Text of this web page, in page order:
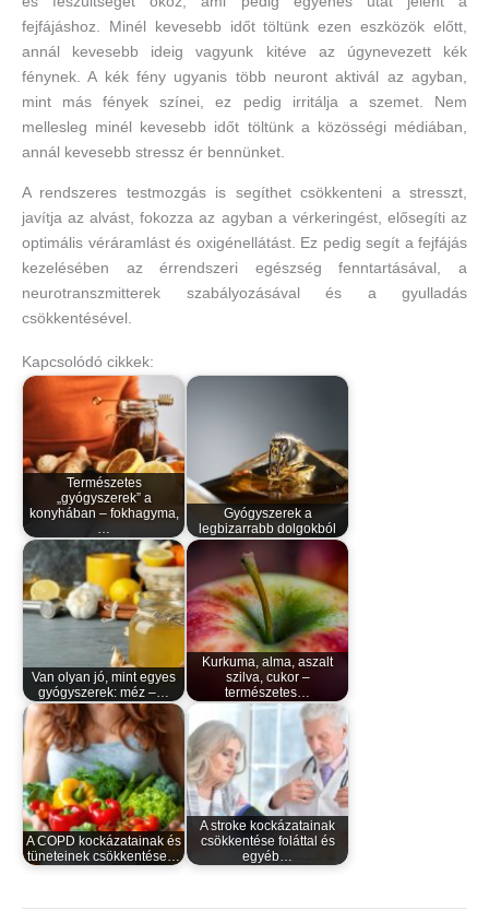
fejfájáshoz. Minél kevesebb időt töltünk ezen eszközök előtt,
annál kevesebb ideig vagyunk kitéve az úgynevezett kék
fénynek. A kék fény ugyanis több neuront aktivál az agyban,
mint más fények színei, ez pedig irritálja a szemet. Nem
mellesleg minél kevesebb időt töltünk a közösségi médiában,
annál kevesebb stressz ér bennünket.
A rendszeres testmozgás is segíthet csökkenteni a stresszt,
javítja az alvást, fokozza az agyban a vérkeringést, elősegíti az
optimális véráramlást és oxigénellátást. Ez pedig segít a fejfájás
kezelésében az érrendszeri egészség fenntartásával, a
neurotranszmitterek szabályozásával és a gyulladás
csökkentésével.
Kapcsolódó cikkek:
Természetes
„gyógyszerek” a
konyhában – fokhagyma,
Gyógyszerek a
legbizarrabb dolgokból
Van olyan jó, mint egyes
gyógyszerek: méz –…
Kurkuma, alma, aszalt
szilva, cukor –
természetes…
A COPD kockázatainak és
tüneteinek csökkentése…
A stroke kockázatainak
csökkentése foláttal és
egyéb…